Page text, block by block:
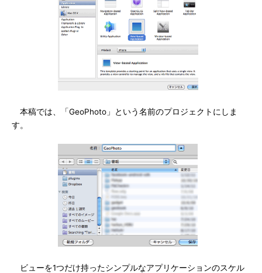
本稿では、「GeoPhoto」という名前のプロジェクトにしま
す。
ビューを1つだけ持ったシンプルなアプリケーションのスケル